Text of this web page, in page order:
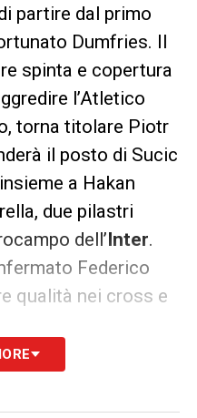
partire dal primo
Dumfries. Il
spinta e copertura
l’Atletico
torna titolare Piotr
il posto di Sucic
a Hakan
due pilastri
dell’Inter.
Federico
qualità nei cross e
potrebbe